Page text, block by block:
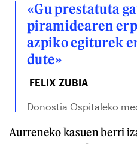
«Gu prestatuta
piramidearen
azpiko egiturek
dute»
FELIX ZUBIA
Donostia Ospitaleko
Aurreneko kasuen berri